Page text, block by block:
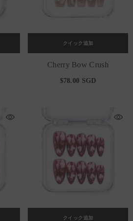
クイック追加
Cherry Bow Crush
$78.00 SGD
クイック追加